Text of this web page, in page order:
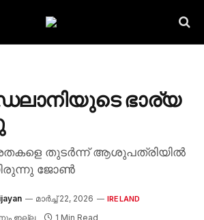
ഭാര്യ
തുടർന്ന് ആശുപത്രിയിൽ
ജോൺ
മാർച്ച്‌ 22, 2026 IRELAND
ഇല്ല 1 Min Read